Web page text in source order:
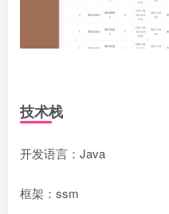
技术栈
开发语言：Java
框架：ssm